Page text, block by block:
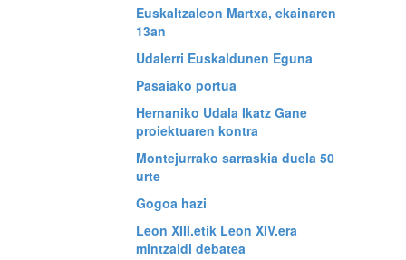
Euskaltzaleon Martxa, ekainaren
13an
Udalerri Euskaldunen Eguna
Pasaiako portua
Hernaniko Udala Ikatz Gane
proiektuaren kontra
Montejurrako sarraskia duela 50
urte
Gogoa hazi
Leon XIII.etik Leon XIV.era
mintzaldi debatea